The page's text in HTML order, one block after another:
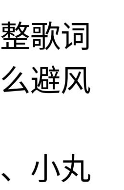
歌词
避风
小丸